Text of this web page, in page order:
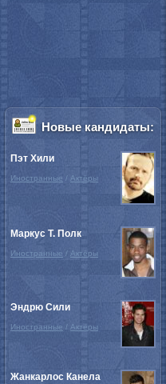
Новые кандидаты:
Пэт Хили
Иностранные / Актёры
Маркус Т. Полк
Иностранные / Актёры
Эндрю Сили
Иностранные / Актёры
Жанкарлос Канела